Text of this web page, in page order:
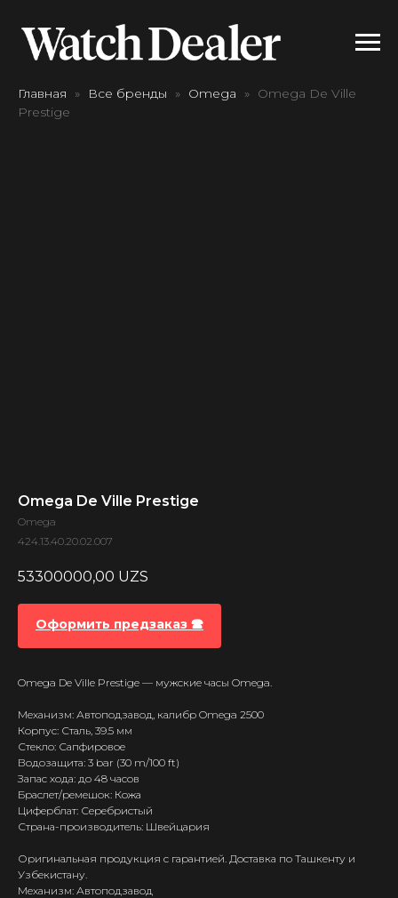
Главная Все бренды Omega
Omega De Ville
Prestige
Omega De Ville Prestige
Omega
424.13.40.20.02.007
53300000,00 UZS
Оформить предзаказ 🕿
Omega De Ville Prestige — мужские часы Omega.
Механизм: Автоподзавод, калибр Omega 2500
Корпус: Сталь, 39.5 мм
Стекло: Сапфировое
Водозащита: 3 bar (30 m/100 ft)
Запас хода: до 48 часов
Браслет/ремешок: Кожа
Циферблат: Серебристый
Страна-производитель: Швейцария
Оригинальная продукция с гарантией. Доставка по Ташкенту и
Узбекистану.
Механизм: Автоподзавод